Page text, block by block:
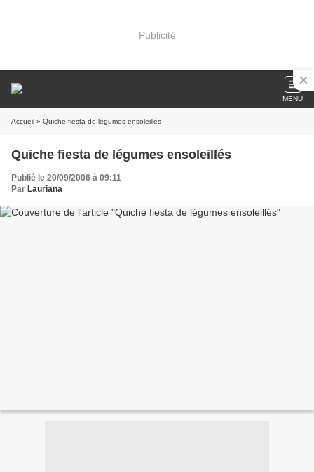
Publicité
MENU
Accueil » Quiche fiesta de légumes ensoleillés
Quiche fiesta de légumes ensoleillés
Publié le 20/09/2006 à 09:11
Par Lauriana